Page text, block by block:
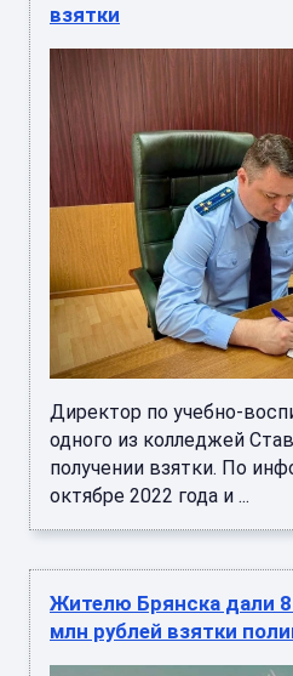
взятки
Директор по учебно-
одного из колледжей
получении взятки. По
октябре 2022 года и ...
Жителю Брянска дали 8
млн рублей взятки